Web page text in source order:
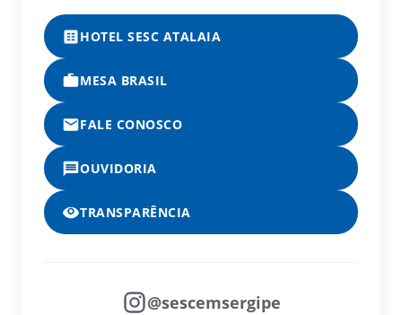
HOTEL SESC ATALAIA
MESA BRASIL
FALE CONOSCO
OUVIDORIA
TRANSPARÊNCIA
@sescemsergipe